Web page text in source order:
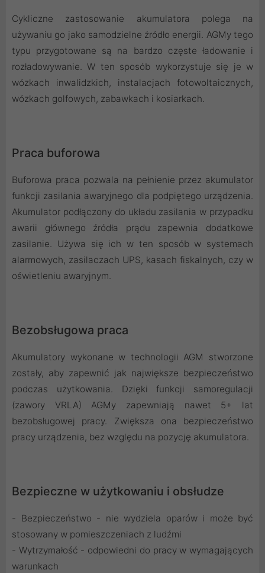
Cykliczne zastosowanie akumulatora polega na
używaniu go jako samodzielne źródło energii. AGMy tego
typu przygotowane są na bardzo częste ładowanie i
rozładowywanie. W ten sposób wykorzystuje się je w
wózkach inwalidzkich, instalacjach fotowoltaicznych,
wózkach golfowych, zabawkach i kosiarkach.
Praca buforowa
Buforowa praca pozwala na pełnienie przez akumulator
funkcji zasilania awaryjnego dla podpiętego urządzenia.
Akumulator podłączony do układu zasilania w przypadku
awarii głównego źródła prądu zapewnia dodatkowe
zasilanie. Używa się ich w ten sposób w systemach
alarmowych, zasilaczach UPS, kasach fiskalnych, czy w
oświetleniu awaryjnym.
Bezobsługowa praca
Akumulatory wykonane w technologii AGM stworzone
zostały, aby zapewnić jak największe bezpieczeństwo
podczas użytkowania. Dzięki funkcji samoregulacji
(zawory VRLA) AGMy zapewniają nawet 5+ lat
bezobsługowej pracy. Zwiększa ona bezpieczeństwo
pracy urządzenia, bez względu na pozycję akumulatora.
Bezpieczne w użytkowaniu i obsłudze
- Bezpieczeństwo - nie wydziela oparów i może być
stosowany w pomieszczeniach z ludźmi
- Wytrzymałość - odpowiedni do pracy w wymagających
warunkach